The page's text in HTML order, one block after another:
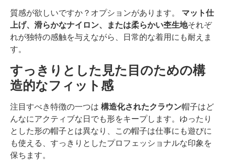
質感が欲しいですか？オプションがあります。 マット仕
上げ、滑らかなナイロン、または柔らかい杢生地それぞ
れが独特の感触を与えながら、日常的な着用にも耐えま
す。
すっきりとした見た目のための構
造的なフィット感
注目すべき特徴の一つは 構造化されたクラウン帽子はど
んなにアクティブな日でも形をキープします。ゆったり
とした形の帽子とは異なり、この帽子は仕事にも遊びに
も使える、すっきりとしたプロフェッショナルな印象を
保ちます。